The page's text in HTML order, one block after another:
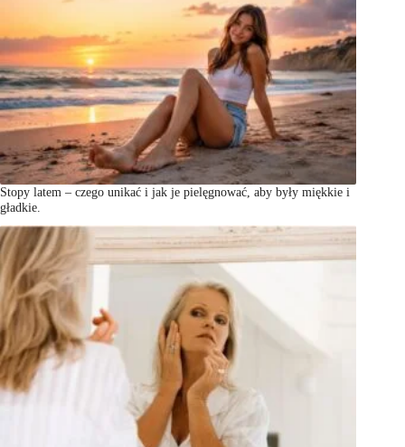
Stopy latem – czego unikać i jak je pielęgnować, aby były miękkie i
gładkie.